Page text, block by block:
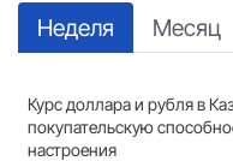
Неделя Месяц
Курс доллара и рубля в
покупательскую
настроения